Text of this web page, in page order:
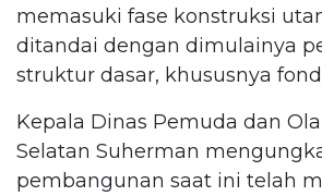
memasuki fase konstruksi
ditandai dengan dimulainya
struktur dasar, khususnya
Kepala Dinas Pemuda dan
Selatan Suherman
pembangunan saat ini telah